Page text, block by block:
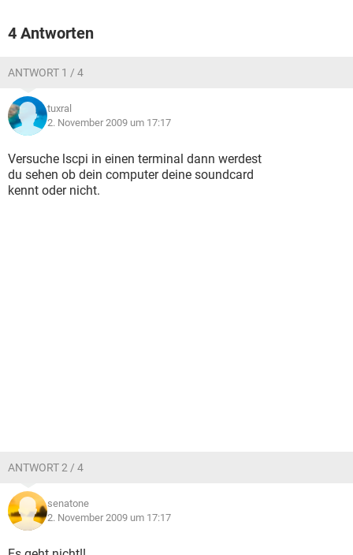
4 Antworten
ANTWORT 1 / 4
tuxral
2. November 2009 um 17:17
Versuche lscpi in einen terminal dann werdest
du sehen ob dein computer deine soundcard
kennt oder nicht.
ANTWORT 2 / 4
senatone
2. November 2009 um 17:17